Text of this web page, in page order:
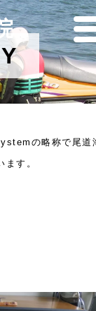
の略称で尾道
す。